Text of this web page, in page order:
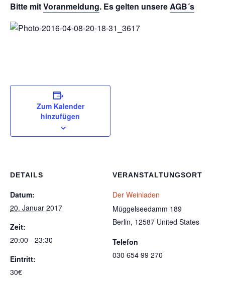
Bitte mitVoranmeldung. Es gelten unsereAGB´s
Zum Kalender
hinzufügen
DETAILS
Datum:
20. Januar 2017
Zeit:
20:00 - 23:30
Eintritt:
30€
VERANSTALTUNGSORT
Der Weinladen
Müggelseedamm 189
Berlin, 12587 United States
Telefon
030 654 99 270